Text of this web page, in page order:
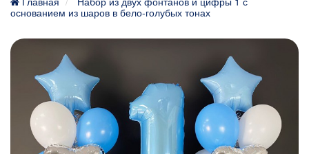
основанием из шаров в бело-голубых тонах